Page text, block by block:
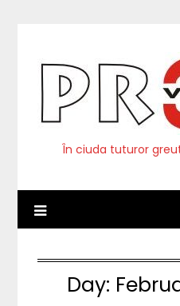
În ciuda tuturor
Day: